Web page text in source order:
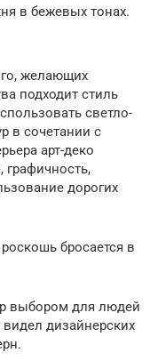
в бежевых тонах.
желающих
подходит стиль
светло-
в сочетании с
арт-деко
графичность,
дорогих
бросается в
выбором для людей
дизайнерских